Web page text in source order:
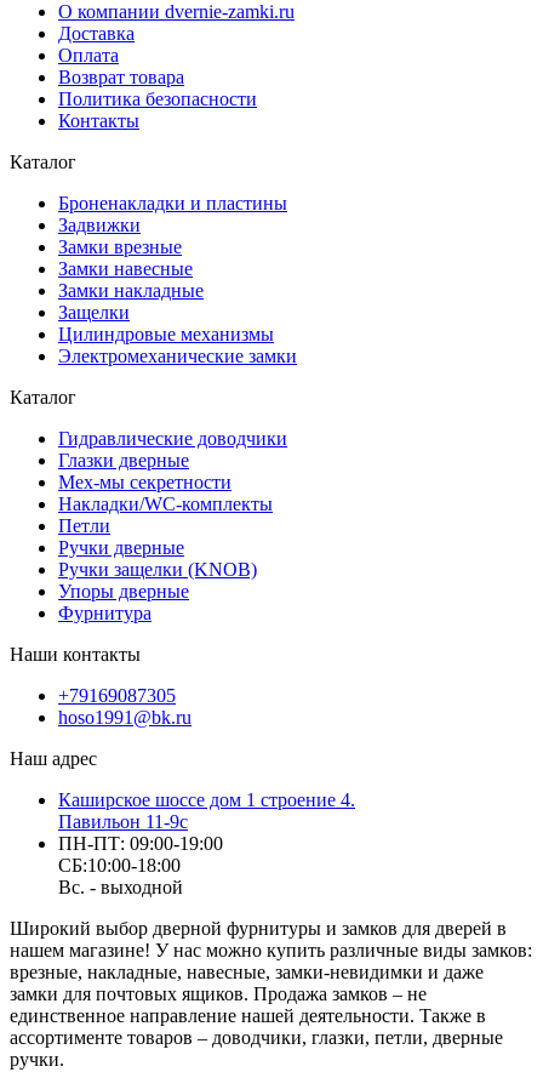
О компании dvernie-zamki.ru
Доставка
Оплата
Возврат товара
Политика безопасности
Контакты
Каталог
Броненакладки и пластины
Задвижки
Замки врезные
Замки навесные
Замки накладные
Защелки
Цилиндровые механизмы
Электромеханические замки
Каталог
Гидравлические доводчики
Глазки дверные
Мех-мы секретности
Накладки/WC-комплекты
Петли
Ручки дверные
Ручки защелки (KNOB)
Упоры дверные
Фурнитура
Наши контакты
+79169087305
hoso1991@bk.ru
Наш адрес
Каширское шоссе дом 1 строение 4.
Павильон 11-9с
ПН-ПТ: 09:00-19:00
СБ:10:00-18:00
Вс. - выходной
Широкий выбор дверной фурнитуры и замков для дверей в
нашем магазине! У нас можно купить различные виды замков:
врезные, накладные, навесные, замки-невидимки и даже
замки для почтовых ящиков. Продажа замков – не
единственное направление нашей деятельности. Также в
ассортименте товаров – доводчики, глазки, петли, дверные
ручки.